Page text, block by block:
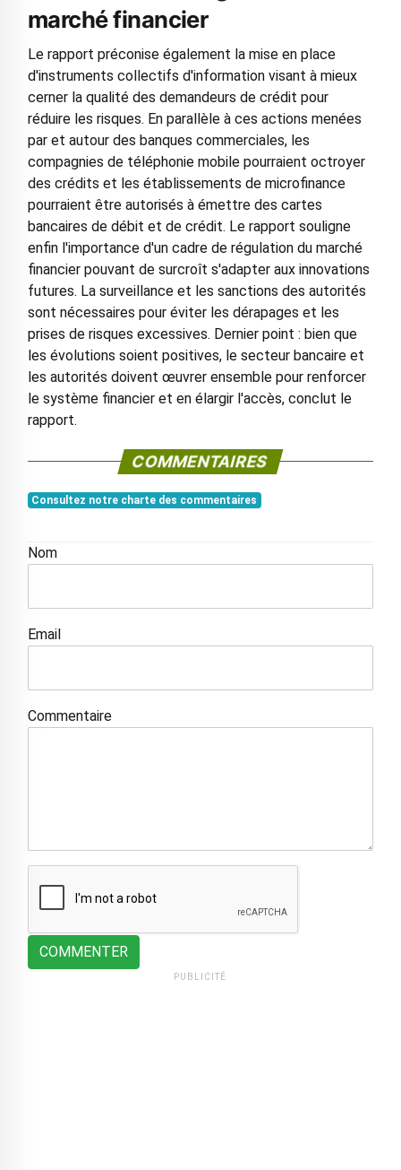
marché financier
Le rapport préconise également la mise en place
d'instruments collectifs d'information visant à mieux
cerner la qualité des demandeurs de crédit pour
réduire les risques. En parallèle à ces actions menées
par et autour des banques commerciales, les
compagnies de téléphonie mobile pourraient octroyer
des crédits et les établissements de microfinance
pourraient être autorisés à émettre des cartes
bancaires de débit et de crédit. Le rapport souligne
enfin l'importance d'un cadre de régulation du marché
financier pouvant de surcroît s'adapter aux innovations
futures. La surveillance et les sanctions des autorités
sont nécessaires pour éviter les dérapages et les
prises de risques excessives. Dernier point : bien que
les évolutions soient positives, le secteur bancaire et
les autorités doivent œuvrer ensemble pour renforcer
le système financier et en élargir l'accès, conclut le
rapport.
COMMENTAIRES
Consultez notre charte des commentaires
Nom
Email
Commentaire
COMMENTER
PUBLICITÉ